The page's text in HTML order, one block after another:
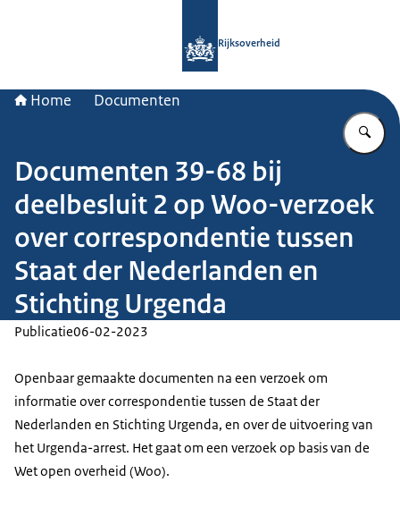
Rijksoverheid
Home Documenten
Documenten 39-68 bij
deelbesluit 2 op Woo-verzoek
over correspondentie tussen
Staat der Nederlanden en
Stichting Urgenda
Publicatie06-02-2023
Openbaar gemaakte documenten na een verzoek om
informatie over correspondentie tussen de Staat der
Nederlanden en Stichting Urgenda, en over de uitvoering van
het Urgenda-arrest. Het gaat om een verzoek op basis van de
Wet open overheid (Woo).